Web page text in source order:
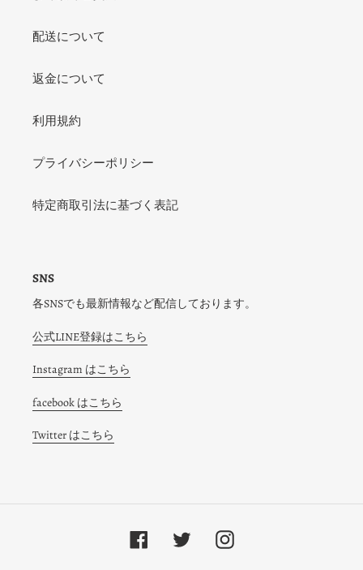
配送について
返金について
利用規約
プライバシーポリシー
特定商取引法に基づく表記
SNS
各SNSでも最新情報など配信しております。
公式LINE登録はこちら
Instagram はこちら
facebook はこちら
Twitter はこちら
FacebookTwitter Instagram